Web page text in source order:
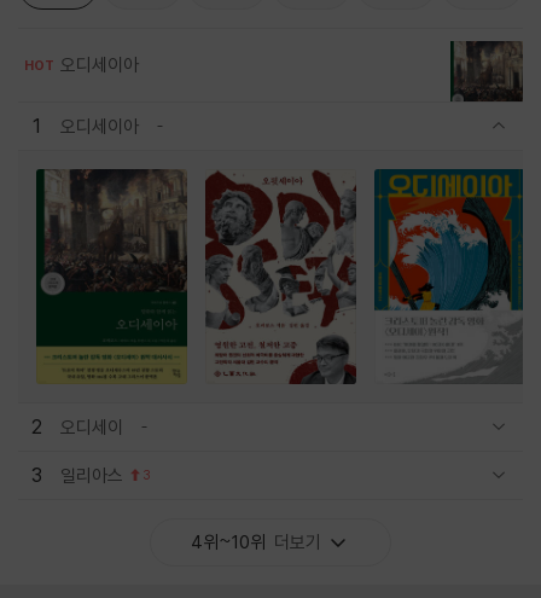
HOT 오디세이아
1 오디세이아
2 오디세이
3 일리아스 3
4위~10위 더보기